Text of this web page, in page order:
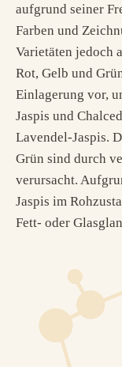
aufgrund seiner
Farben und
Varietäten jedoch
Rot, Gelb und
Einlagerung vor,
Jaspis und
Lavendel-Jaspis.
Grün sind durch
verursacht.
Jaspis im
Fett- oder